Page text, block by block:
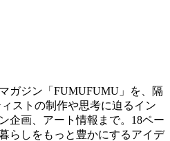
ガジン「FUMUFUMU」を、隔
ストの制作や思考に迫るイン
企画、アート情報まで。18ペー
らしをもっと豊かにするアイデ